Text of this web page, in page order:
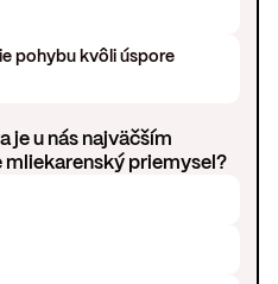
pohybu kvôli úspore
je u nás najväčším
priemysel?